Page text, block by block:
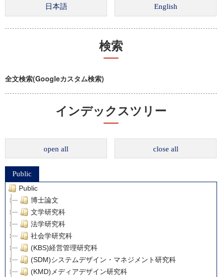
検索
全文検索(Googleカスタム検索)
インデックスツリー
open all close all
Public
Public
博士論文
文学研究科
法学研究科
社会学研究科
(KBS)経営管理研究科
(SDM)システムデザイン・マネジメント研究科
(KMD)メディアデザイン研究科